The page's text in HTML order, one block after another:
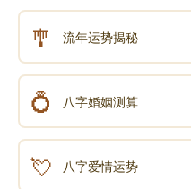
🎐 流年运势揭秘
💍 八字婚姻测算
💘 八字爱情运势